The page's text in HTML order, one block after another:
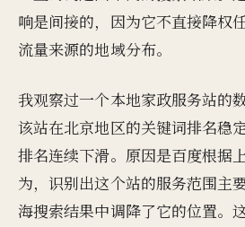
响是间接的，因为它不直接降权
流量来源的地域分布。
我观察过一个本地家政服务站的
该站在北京地区的关键词排名稳
排名连续下滑。原因是百度根据
为，识别出这个站的服务范围主
海搜索结果中调降了它的位置。